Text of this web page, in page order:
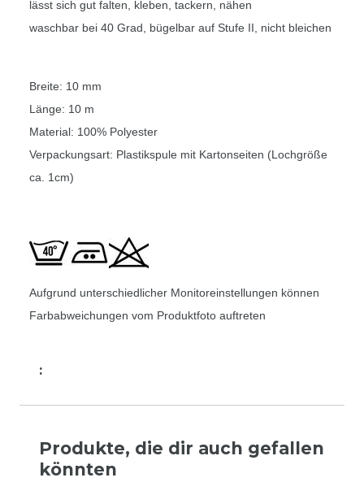
lässt sich gut falten, kleben, tackern, nähen
waschbar bei 40 Grad, bügelbar auf Stufe II, nicht bleichen
Breite: 10 mm
Länge: 10 m
Material: 100% Polyester
Verpackungsart: Plastikspule mit Kartonseiten (Lochgröße
ca. 1cm)
Aufgrund unterschiedlicher Monitoreinstellungen können
Farbabweichungen vom Produktfoto auftreten
:
Produkte, die dir auch gefallen
könnten